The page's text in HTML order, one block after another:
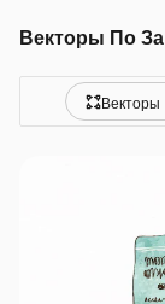
Векторы По
Векторы